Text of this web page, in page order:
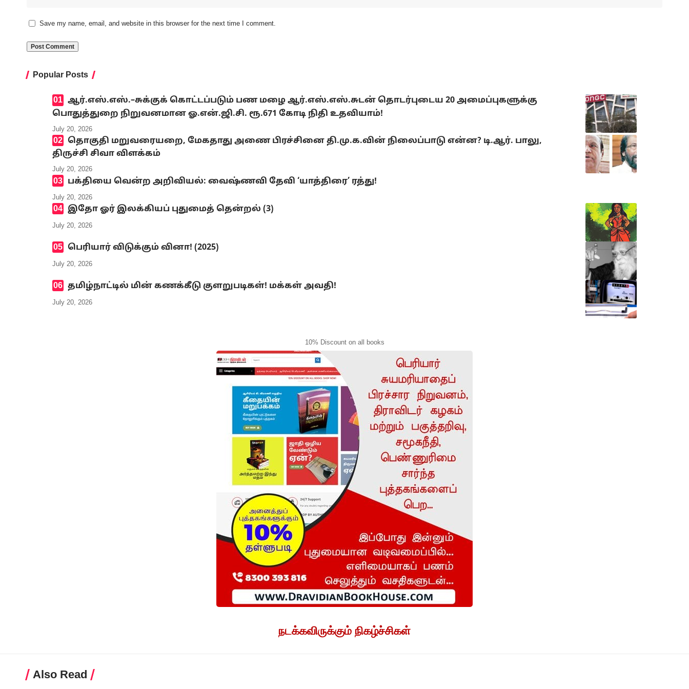
Save my name, email, and website in this browser for the next time I comment.
Popular Posts
ஆர்.எஸ்.எஸ்.–சுக்குக் கொட்டப்படும் பண மழை ஆர்.எஸ்.எஸ்.சுடன் தொடர்புடைய 20 அமைப்புகளுக்கு
பொதுத்துறை நிறுவனமான ஓ.என்.ஜி.சி. ரூ.671 கோடி நிதி உதவியாம்!
July 20, 2026
தொகுதி மறுவரையறை, மேகதாது அணை பிரச்சினை தி.மு.க.வின் நிலைப்பாடு என்ன? டி.ஆர். பாலு,
திருச்சி சிவா விளக்கம்
July 20, 2026
பக்தியை வென்ற அறிவியல்: வைஷ்ணவி தேவி ‘யாத்திரை’ ரத்து!
July 20, 2026
இதோ ஓர் இலக்கியப் புதுமைத் தென்றல் (3)
July 20, 2026
பெரியார் விடுக்கும் வினா! (2025)
July 20, 2026
தமிழ்நாட்டில் மின் கணக்கீடு குளறுபடிகள்! மக்கள் அவதி!
July 20, 2026
10% Discount on all books
நடக்கவிருக்கும் நிகழ்ச்சிகள்
Also Read